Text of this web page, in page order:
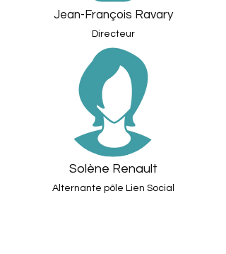
Jean-François Ravary
Directeur
Solène Renault
Alternante pôle Lien Social